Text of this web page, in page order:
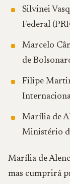
Silvinei
Federal
Marcelo
de
Filipe
Marília de
Ministério
Marília de
mas cumprirá